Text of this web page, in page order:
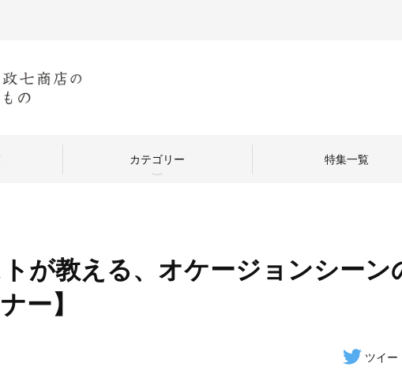
カテゴリー
中川政七商店のものづくり 日本の暮らし 中川
特集一覧
が教える、オケージョンシーン
ー】
ツイー